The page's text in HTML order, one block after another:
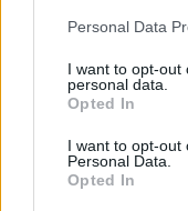
Personal Data
I want to opt-out
personal data.
Opted In
I want to opt-out
Personal Data.
Opted In